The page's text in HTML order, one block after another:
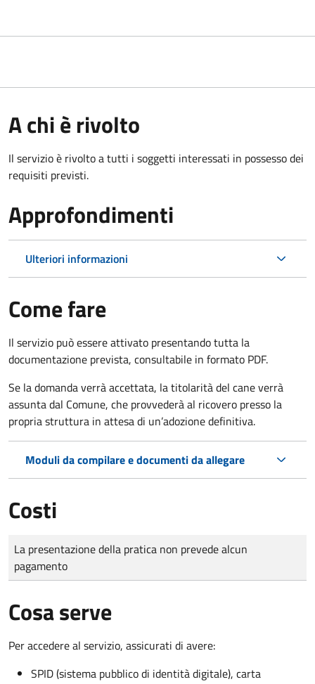
A chi è rivolto
Il servizio è rivolto a tutti i soggetti interessati in possesso dei
requisiti previsti.
Approfondimenti
Ulteriori informazioni
Come fare
Il servizio può essere attivato presentando tutta la
documentazione prevista, consultabile in formato PDF.
Se la domanda verrà accettata, la titolarità del cane verrà
assunta dal Comune, che provvederà al ricovero presso la
propria struttura in attesa di un’adozione definitiva.
Moduli da compilare e documenti da allegare
Costi
Tipo di pagamento
Importo
La presentazione della pratica non prevede alcun
pagamento
Cosa serve
Per accedere al servizio, assicurati di avere:
SPID (sistema pubblico di identità digitale), carta